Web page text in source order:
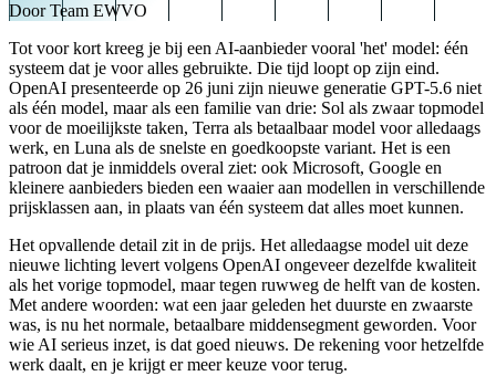
DoorTeam EWVO
Tot voor kort kreeg je bij een AI-aanbieder vooral 'het' model: één
systeem dat je voor alles gebruikte. Die tijd loopt op zijn eind.
OpenAI presenteerde op 26 juni zijn nieuwe generatie GPT-5.6 niet
als één model, maar als een familie van drie: Sol als zwaar topmodel
voor de moeilijkste taken, Terra als betaalbaar model voor alledaags
werk, en Luna als de snelste en goedkoopste variant. Het is een
patroon dat je inmiddels overal ziet: ook Microsoft, Google en
kleinere aanbieders bieden een waaier aan modellen in verschillende
prijsklassen aan, in plaats van één systeem dat alles moet kunnen.
Het opvallende detail zit in de prijs. Het alledaagse model uit deze
nieuwe lichting levert volgens OpenAI ongeveer dezelfde kwaliteit
als het vorige topmodel, maar tegen ruwweg de helft van de kosten.
Met andere woorden: wat een jaar geleden het duurste en zwaarste
was, is nu het normale, betaalbare middensegment geworden. Voor
wie AI serieus inzet, is dat goed nieuws. De rekening voor hetzelfde
werk daalt, en je krijgt er meer keuze voor terug.